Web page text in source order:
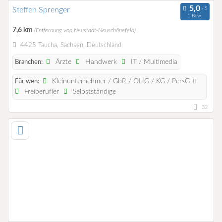
Steffen Sprenger
1 Bew.
7,6 km (Entfernung von Neustadt-Neuschönefeld)
4425 Taucha, Sachsen, Deutschland
Branchen: Ärzte Handwerk IT / Multimedia
Für wen:
Kleinunternehmer / GbR / OHG / KG / PersG
Freiberufler
Selbstständige
32